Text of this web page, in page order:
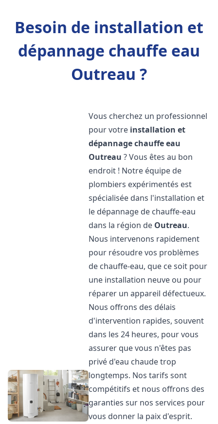
Besoin de installation et
dépannage chauffe eau
Outreau ?
Vous cherchez un professionnel
pour votre installation et
dépannage chauffe eau
Outreau ? Vous êtes au bon
endroit ! Notre équipe de
plombiers expérimentés est
spécialisée dans l'installation et
le dépannage de chauffe-eau
dans la région de Outreau.
Nous intervenons rapidement
pour résoudre vos problèmes
de chauffe-eau, que ce soit pour
une installation neuve ou pour
réparer un appareil défectueux.
Nous offrons des délais
d'intervention rapides, souvent
dans les 24 heures, pour vous
assurer que vous n'êtes pas
privé d'eau chaude trop
longtemps. Nos tarifs sont
compétitifs et nous offrons des
garanties sur nos services pour
vous donner la paix d'esprit.